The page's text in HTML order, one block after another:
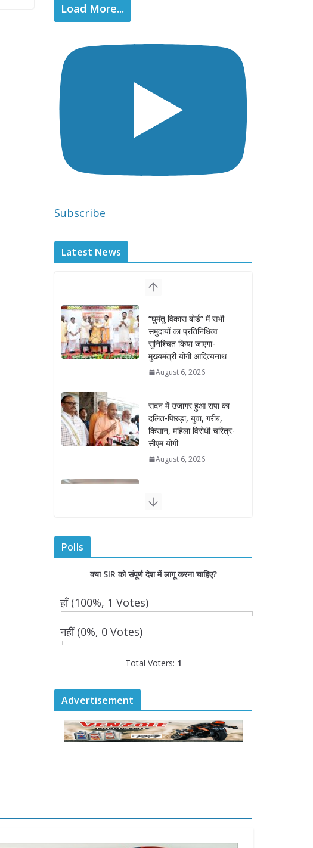
Load More...
Subscribe
Latest News
“घुमंतू विकास बोर्ड” में सभी
समुदायों का प्रतिनिधित्व
सुनिश्चित किया जाएगा-
मुख्यमंत्री योगी आदित्यनाथ
August 6, 2026
सदन में उजागर हुआ सपा का
दलित-पिछड़ा, युवा, गरीब,
किसान, महिला विरोधी चरित्र-
सीएम योगी
August 6, 2026
उत्कृष्ट सेवाओं के लिए
“भैराना धाम आंदोलन” हुआ
समाप्त, प्रशासन और धाम में
0 Comments
आगामी चुनावों की तैयारियों की
Polls
क्या SIR को संपूर्ण देश में लागू करना चाहिए?
हाँ(100%, 1 Votes)
नहीं(0%, 0 Votes)
Total Voters: 1
Advertisement